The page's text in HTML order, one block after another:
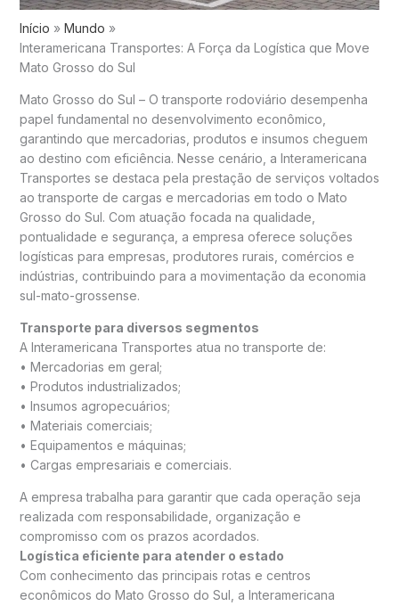
Início
Mundo
Interamericana Transportes: A Força da Logística que Move
Mato Grosso do Sul
Mato Grosso do Sul – O transporte rodoviário desempenha
papel fundamental no desenvolvimento econômico,
garantindo que mercadorias, produtos e insumos cheguem
ao destino com eficiência. Nesse cenário, a Interamericana
Transportes se destaca pela prestação de serviços voltados
ao transporte de cargas e mercadorias em todo o Mato
Grosso do Sul. Com atuação focada na qualidade,
pontualidade e segurança, a empresa oferece soluções
logísticas para empresas, produtores rurais, comércios e
indústrias, contribuindo para a movimentação da economia
sul-mato-grossense.
Transporte para diversos segmentos
A Interamericana Transportes atua no transporte de:
• Mercadorias em geral;
• Produtos industrializados;
• Insumos agropecuários;
• Materiais comerciais;
• Equipamentos e máquinas;
• Cargas empresariais e comerciais.
A empresa trabalha para garantir que cada operação seja
realizada com responsabilidade, organização e
compromisso com os prazos acordados.
Logística eficiente para atender o estado
Com conhecimento das principais rotas e centros
econômicos do Mato Grosso do Sul, a Interamericana